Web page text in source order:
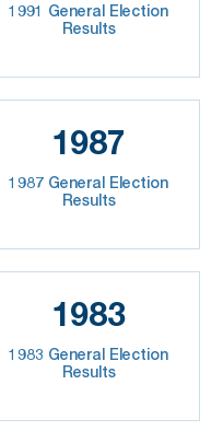
1991 General Election
Results
1987
1987 General Election
Results
1983
1983 General Election
Results